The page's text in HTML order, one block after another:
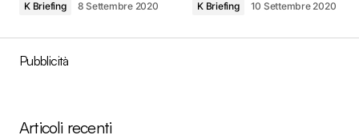
K Briefing 8 Settembre 2020 K Briefing 10 Settembre 2020
Pubblicità
Articoli recenti